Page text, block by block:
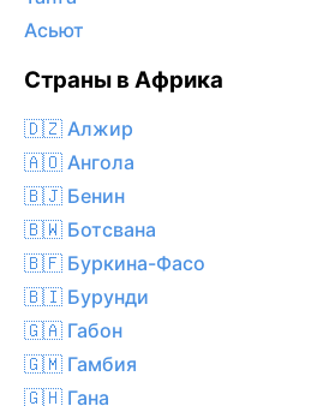
Асьют
Страны в Африка
🇩🇿 Алжир
🇦🇴 Ангола
🇧🇯 Бенин
🇧🇼 Ботсвана
🇧🇫 Буркина-Фасо
🇧🇮 Бурунди
🇬🇦 Габон
🇬🇲 Гамбия
🇬🇭 Гана